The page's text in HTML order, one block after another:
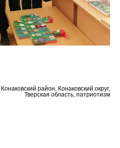
Конаковский район, Конаковский округ,
Тверская область, патриотизм